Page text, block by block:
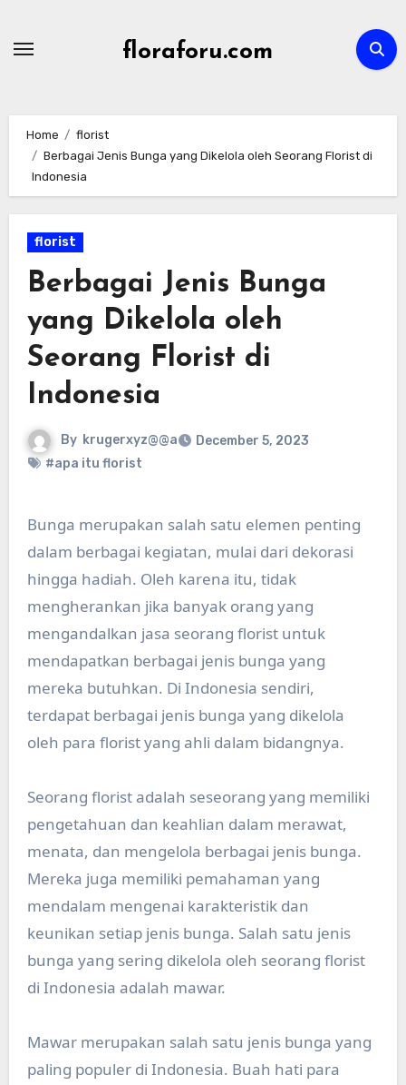
floraforu.com
Home
florist
Berbagai Jenis Bunga yang Dikelola oleh Seorang Florist di
Indonesia
florist
Berbagai Jenis Bunga
yang Dikelola oleh
Seorang Florist di
Indonesia
By krugerxyz@@a
December 5, 2023
#apa itu florist
Bunga merupakan salah satu elemen penting
dalam berbagai kegiatan, mulai dari dekorasi
hingga hadiah. Oleh karena itu, tidak
mengherankan jika banyak orang yang
mengandalkan jasa seorang florist untuk
mendapatkan berbagai jenis bunga yang
mereka butuhkan. Di Indonesia sendiri,
terdapat berbagai jenis bunga yang dikelola
oleh para florist yang ahli dalam bidangnya.
Seorang florist adalah seseorang yang memiliki
pengetahuan dan keahlian dalam merawat,
menata, dan mengelola berbagai jenis bunga.
Mereka juga memiliki pemahaman yang
mendalam mengenai karakteristik dan
keunikan setiap jenis bunga. Salah satu jenis
bunga yang sering dikelola oleh seorang florist
di Indonesia adalah mawar.
Mawar merupakan salah satu jenis bunga yang
paling populer di Indonesia. Buah hati para